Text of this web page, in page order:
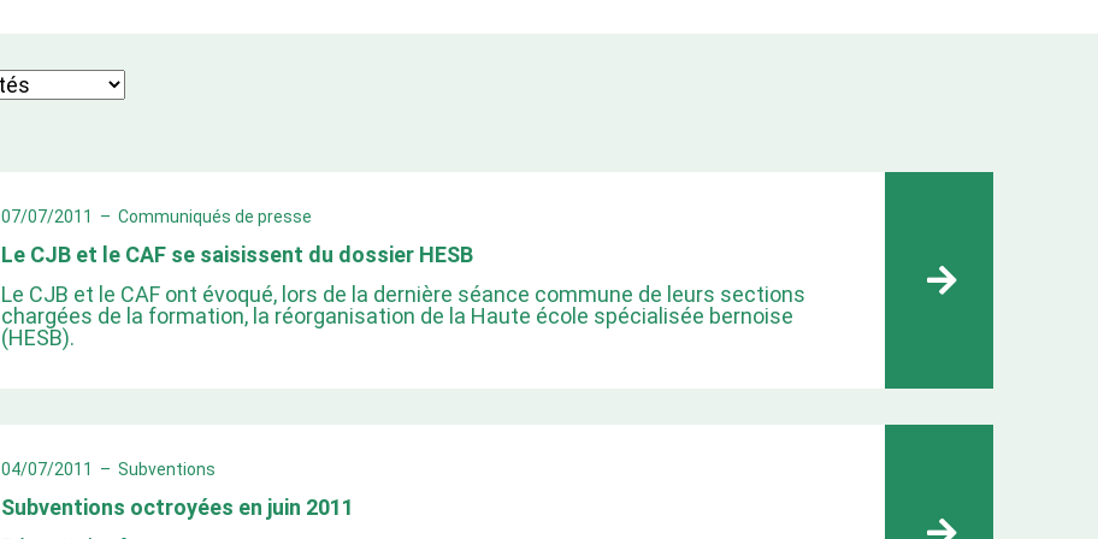
07/07/2011 –Communiqués de presse
Le CJB et le CAF se saisissent du dossier HESB
Le CJB et le CAF ont évoqué, lors de la dernière séance commune de leurs sections
chargées de la formation, la réorganisation de la Haute école spécialisée bernoise
(HESB).
04/07/2011 –Subventions
Subventions octroyées en juin 2011